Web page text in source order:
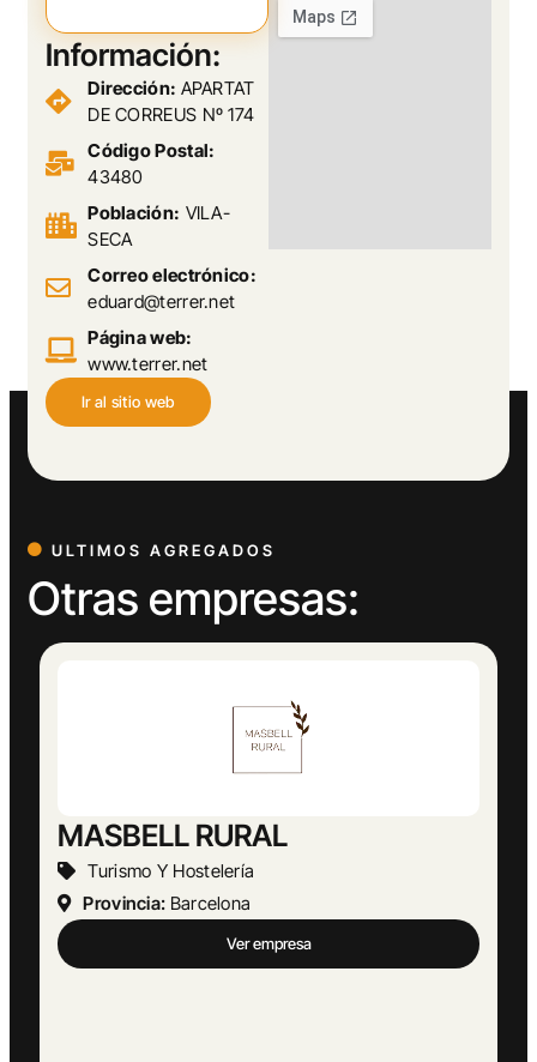
Información:
Dirección: APARTAT
DE CORREUS Nº 174
Código Postal:
43480
Población: VILA-
SECA
Correo electrónico:
eduard@terrer.net
Página web:
www.terrer.net
Ir al sitio web
ULTIMOS AGREGADOS
Otras empresas: